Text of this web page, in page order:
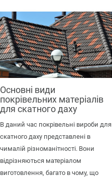
Основні види
покрівельних матеріалів
для скатного даху
В даний час покрівельні вироби для
скатного даху представлені в
чималій різноманітності. Вони
відрізняються матеріалом
виготовлення, багато в чому, що